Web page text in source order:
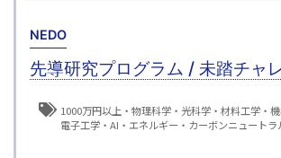
NEDO
先導研究プログラム / 未踏チャ
1000万円以上 物理科学 光科学 材料工学
電子工学
AI エネルギー カーボンニュートラ